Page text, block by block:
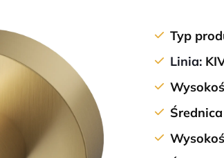
Typ
Linia: